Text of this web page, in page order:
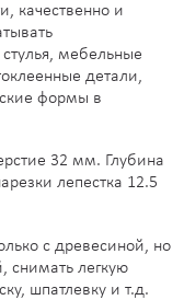
качественно и
мебельные
детали,
формы в
32 мм. Глубина
лепестка 12.5
с древесиной, но
снимать легкую
шпатлевку и т.д.